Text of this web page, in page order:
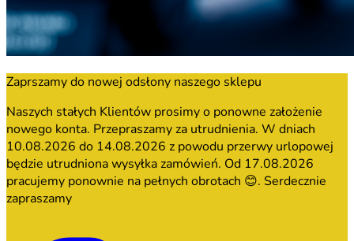
Zaprszamy do nowej odsłony naszego sklepu
Naszych stałych Klientów prosimy o ponowne założenie
nowego konta. Przepraszamy za utrudnienia. W dniach
10.08.2026 do 14.08.2026 z powodu przerwy urlopowej
będzie utrudniona wysyłka zamówień. Od 17.08.2026
pracujemy ponownie na pełnych obrotach 😊. Serdecznie
zapraszamy